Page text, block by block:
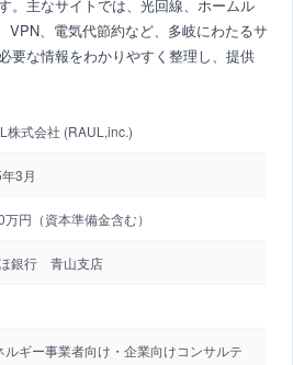
。主なサイトでは、光回線、ホームル
VPN、電気代節約など、多岐にわたるサ
要な情報をわかりやすく整理し、提供
株式会社 (RAUL,inc.)
3月
円（資本準備金含む）
銀行 青山支店
ルギー事業者向け・企業向けコンサルテ